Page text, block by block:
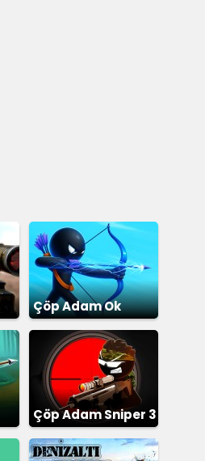
Çöp Adam Ok
Çöp Adam Sniper 3